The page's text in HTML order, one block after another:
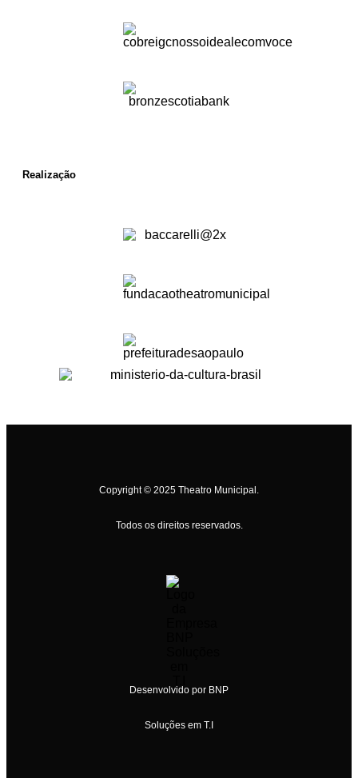
Realização
Copyright © 2025 Theatro Municipal.
Todos os direitos reservados.
Desenvolvido por BNP
Soluções em T.I